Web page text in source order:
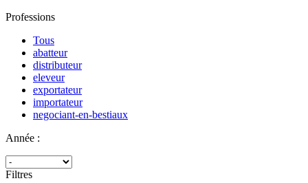
Professions
Tous
abatteur
distributeur
eleveur
exportateur
importateur
negociant-en-bestiaux
Année :
Filtres